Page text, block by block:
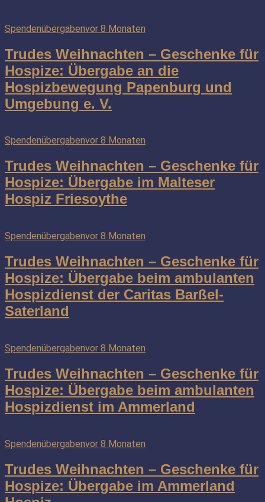
Spendenübergabenvor 8 Monaten
Trudes Weihnachten – Geschenke für
Hospize: Übergabe an die
Hospizbewegung Papenburg und
Umgebung e. V.
Spendenübergabenvor 8 Monaten
Trudes Weihnachten – Geschenke für
Hospize: Übergabe im Malteser
Hospiz Friesoythe
Spendenübergabenvor 8 Monaten
Trudes Weihnachten – Geschenke für
Hospize: Übergabe beim ambulanten
Hospizdienst der Caritas Barßel-
Saterland
Spendenübergabenvor 8 Monaten
Trudes Weihnachten – Geschenke für
Hospize: Übergabe beim ambulanten
Hospizdienst im Ammerland
Spendenübergabenvor 8 Monaten
Trudes Weihnachten – Geschenke für
Hospize: Übergabe im Ammerland